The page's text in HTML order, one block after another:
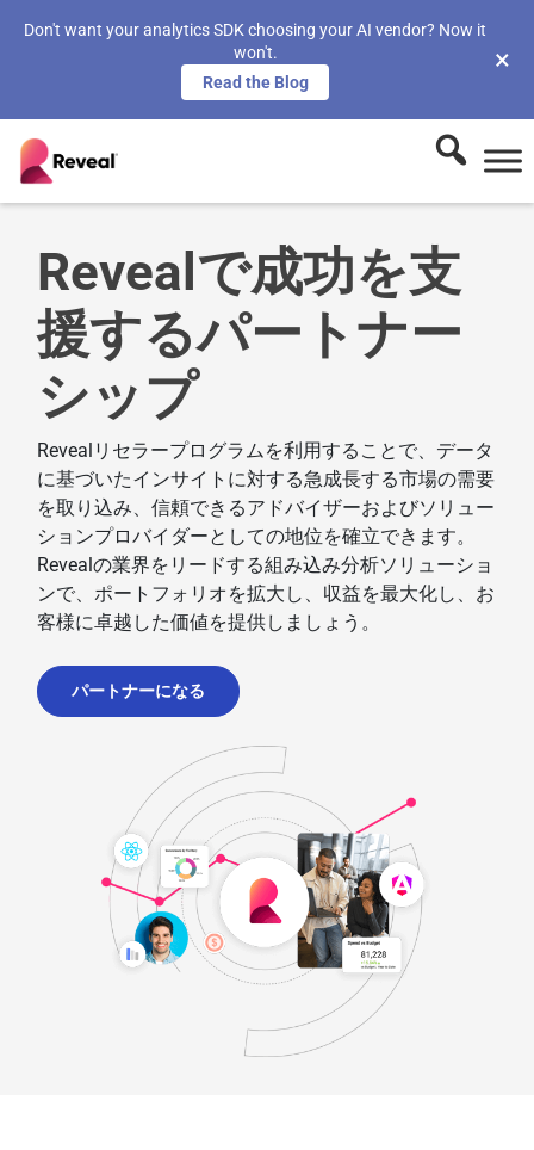
Don't want your analytics SDK choosing your AI vendor? Now it
won't.
Read the Blog
×
Revealで成功を支
援するパートナー
シップ
Revealリセラープログラムを利用することで、データ
に基づいたインサイトに対する急成長する市場の需要
を取り込み、信頼できるアドバイザーおよびソリュー
ションプロバイダーとしての地位を確立できます。
Revealの業界をリードする組み込み分析ソリューショ
ンで、ポートフォリオを拡大し、収益を最大化し、お
客様に卓越した価値を提供しましょう。
パートナーになる